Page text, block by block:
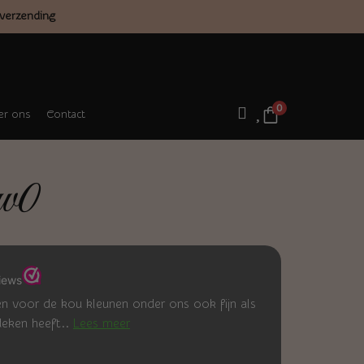
verzending
ons Contact
0
voor de kou kleunen onder ons ook fijn als
heeft.. Lees meer